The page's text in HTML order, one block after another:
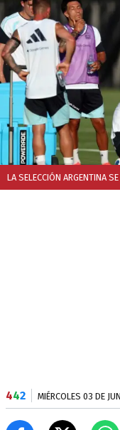
LA SELECCIÓN ARGENTINA
442 MIÉRCOLES 03 DE